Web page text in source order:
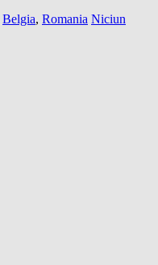
Belgia, Romania Niciun